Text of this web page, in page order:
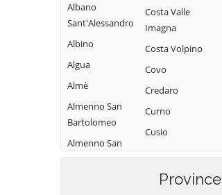
Albano
Sant'Alessandro
Albino
Algua
Almè
Almenno San
Bartolomeo
Almenno San
Salvatore
Costa Valle
Imagna
Costa Volpino
Covo
Credaro
Curno
Cusio
Dalmine
Dossena
Province